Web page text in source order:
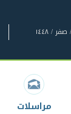
مراسلات